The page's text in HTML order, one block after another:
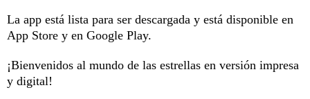
La app está lista para ser descargada y está disponible en
App Store y en Google Play.
¡Bienvenidos al mundo de las estrellas en versión impresa
y digital!